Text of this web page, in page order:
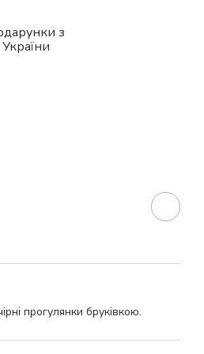
з
України
прогулянки бруківкою.